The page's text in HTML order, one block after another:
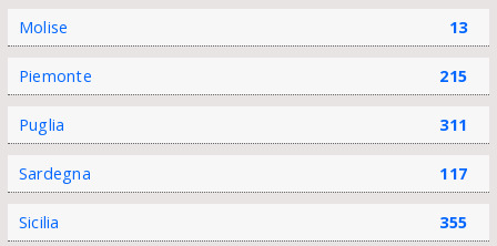
Molise 13
Piemonte 215
Puglia 311
Sardegna 117
Sicilia 355